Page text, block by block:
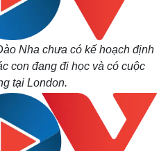
Nha chưa có kế hoạch định
con đang đi học và có cuộc
tại London.